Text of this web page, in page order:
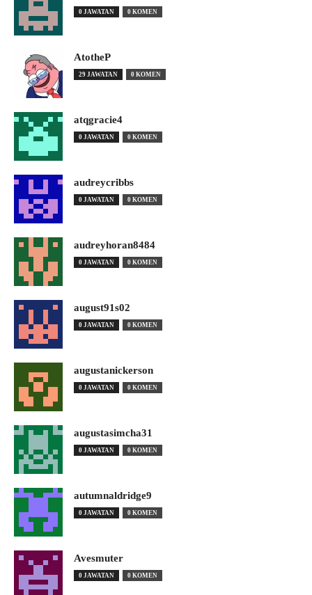
0 JAWATAN 0 KOMEN
AtotheP
29 JAWATAN 0 KOMEN
atqgracie4
0 JAWATAN 0 KOMEN
audreycribbs
0 JAWATAN 0 KOMEN
audreyhoran8484
0 JAWATAN 0 KOMEN
august91s02
0 JAWATAN 0 KOMEN
augustanickerson
0 JAWATAN 0 KOMEN
augustasimcha31
0 JAWATAN 0 KOMEN
autumnaldridge9
0 JAWATAN 0 KOMEN
Avesmuter
0 JAWATAN 0 KOMEN